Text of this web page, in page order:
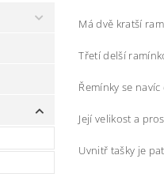
Má dvě kratší
Třetí delší
Řemínky se
Její velikost a
Uvnitř tašky je